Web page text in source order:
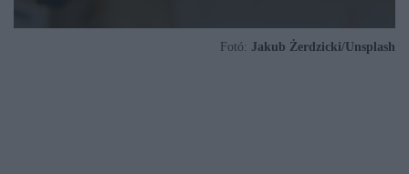
Fotó: Jakub Żerdzicki/Unsplash